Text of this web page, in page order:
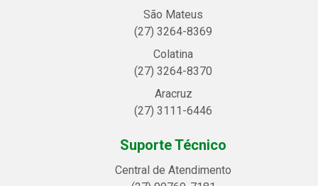
São Mateus
(27) 3264-8369
Colatina
(27) 3264-8370
Aracruz
(27) 3111-6446
Suporte Técnico
Central de Atendimento